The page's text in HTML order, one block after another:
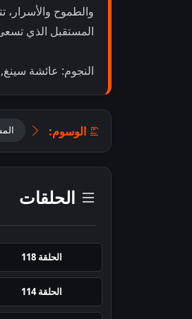
والطموح
المستقبل الذي
النجوم: عائشة
الوسوم:
الحلقات
الحلقة 118
الحلقة 114